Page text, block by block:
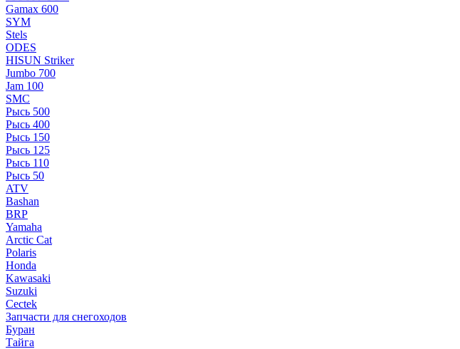
Gamax 600
SYM
Stels
ОDЕS
HISUN Striker
Jumbo 700
Jam 100
SMC
Рысь 500
Рысь 400
Рысь 150
Рысь 125
Рысь 110
Рысь 50
ATV
Bashan
BRP
Yamaha
Arctic Cat
Polaris
Honda
Kawasaki
Suzuki
Cectek
Запчасти для снегоходов
Буран
Тайга